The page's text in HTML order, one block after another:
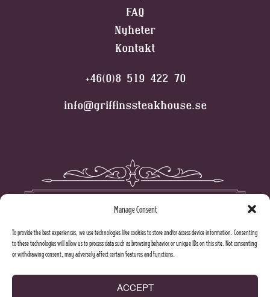
Manage Consent
To provide the best experiences, we use technologies like cookies to store and/or access device information. Consenting
to these technologies will allow us to process data such as browsing behavior or unique IDs on this site. Not consenting
or withdrawing consent, may adversely affect certain features and functions.
ACCEPT
FAQ
Nyheter
Kontakt
+46(0)8 519 422 70
info@griffinssteakhouse.se